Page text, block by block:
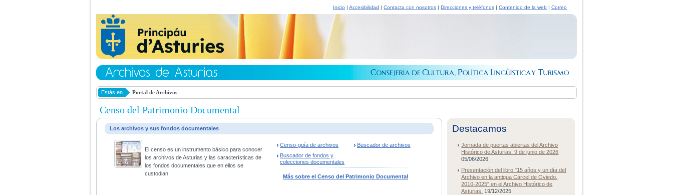
Inicio | Accesibilidad | Contacta con nosotros | Direcciones y teléfonos | Contenido de la web | Correo
Estás en Portal de Archivos
Censo del Patrimonio Documental
Los archivos y sus fondos documentales
El censo es un instrumento básico para conocer
los archivos de Asturias y las características de
los fondos documentales que en ellos se
custodian.
Censo-guía de archivos
Buscador de archivos
Buscador de fondos y
colecciones documentales
Más sobre el Censo del Patrimonio Documental
Destacamos
Jornada de puertas abiertas del Archivo
Histórico de Asturias: 9 de junio de 2026
05/06/2026
Presentación del libro "15 años y un día del
Archivo en la antigua Cárcel de Oviedo,
2010-2025" en el Archivo Histórico de
Asturias.
19/12/2025